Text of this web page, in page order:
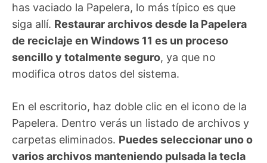
has vaciado la Papelera, lo más típico es que
siga allí. Restaurar archivos desde la Papelera
de reciclaje en Windows 11 es un proceso
sencillo y totalmente seguro, ya que no
modifica otros datos del sistema.
En el escritorio, haz doble clic en el icono de la
Papelera. Dentro verás un listado de archivos y
carpetas eliminados. Puedes seleccionar uno o
varios archivos manteniendo pulsada la tecla